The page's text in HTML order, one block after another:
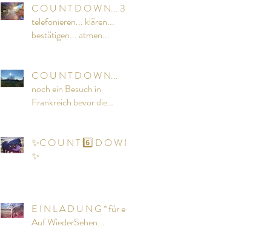
C O U N T D O W N... 3...
telefonieren... klären...
bestätigen... atmen...
C O U N T D O W N...
noch ein Besuch in
Frankreich bevor die
✨C O U N T 6️⃣ D O W N
✨
E I N L A D U N G * für ein
Auf WiederSehen...